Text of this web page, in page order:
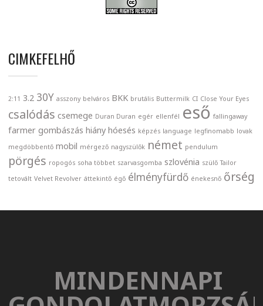
CIMKEFELHŐ
2:11 3.2 30Y asszony belváros BKK brutális Buttermilk CI Close Your Eyes
csalódás csemege Duran Duran egér ellenfél eső fallingaway
farmer gombászás hiány hóesés képzés language legfinomabb lovak
megdöbbentő mobil mérgező nagyszülők német pendulum
pörgés ropogós soha többet szarvasgomba szlovénia szülő Tailor
tetovált Velvet Revolver áttekintő égő élményfürdő énekesnő őrség
MINDENNAPI